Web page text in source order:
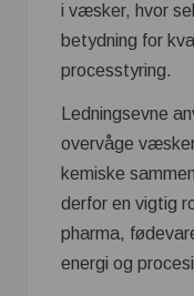
i væsker, hvor
betydning for
processtyring.
Ledningsevne
overvåge
kemiske
derfor en vigtig
pharma,
energi og